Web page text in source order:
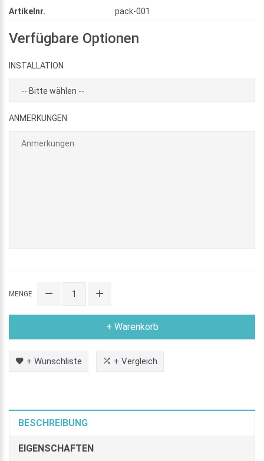
Artikelnr.
pack-001
Verfügbare Optionen
INSTALLATION
ANMERKUNGEN
MENGE
+ Warenkorb
+ Wunschliste + Vergleich
BESCHREIBUNG
EIGENSCHAFTEN